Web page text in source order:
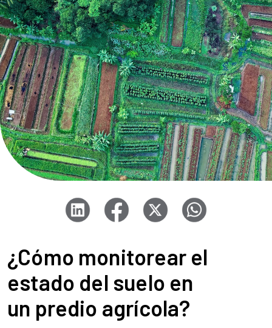
¿Cómo monitorear el
estado del suelo en
un predio agrícola?